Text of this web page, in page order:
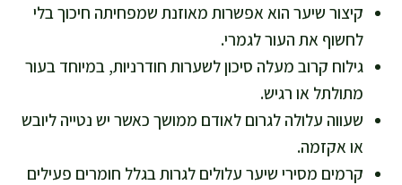
קיצור שיער הוא אפשרות מאוזנת שמפחיתה חיכוך בלי
לחשוף את העור לגמרי.
גילוח קרוב מעלה סיכון לשערות חודרניות, במיוחד בעור
מתולתל או רגיש.
שעווה עלולה לגרום לאודם ממושך כאשר יש נטייה ליובש
או אקזמה.
קרמים מסירי שיער עלולים לגרות בגלל חומרים פעילים